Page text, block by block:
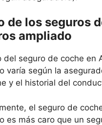
de los seguros
ampliado
del seguro de coche en
varía según la
y el historial del
el seguro de
es más caro que un